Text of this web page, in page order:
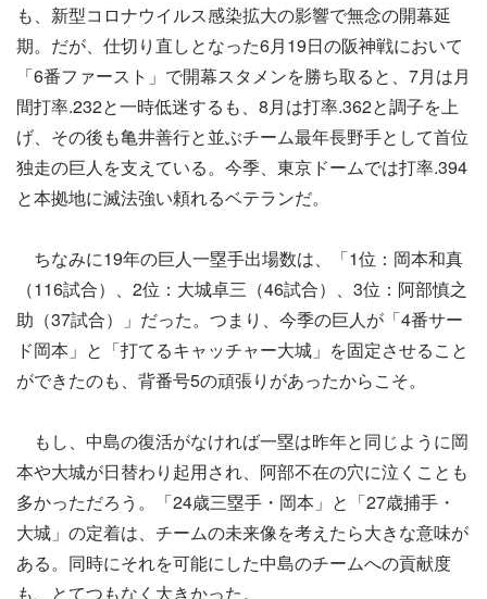
も、新型コロナウイルス感染拡大の影響で無念の開幕延
期。だが、仕切り直しとなった6月19日の阪神戦において
「6番ファースト」で開幕スタメンを勝ち取ると、7月は月
間打率.232と一時低迷するも、8月は打率.362と調子を上
げ、その後も亀井善行と並ぶチーム最年長野手として首位
独走の巨人を支えている。今季、東京ドームでは打率.394
と本拠地に滅法強い頼れるベテランだ。
ちなみに19年の巨人一塁手出場数は、「1位：岡本和真
（116試合）、2位：大城卓三（46試合）、3位：阿部慎之
助（37試合）」だった。つまり、今季の巨人が「4番サー
ド岡本」と「打てるキャッチャー大城」を固定させること
ができたのも、背番号5の頑張りがあったからこそ。
もし、中島の復活がなければ一塁は昨年と同じように岡
本や大城が日替わり起用され、阿部不在の穴に泣くことも
多かっただろう。「24歳三塁手・岡本」と「27歳捕手・
大城」の定着は、チームの未来像を考えたら大きな意味が
ある。同時にそれを可能にした中島のチームへの貢献度
も、とてつもなく大きかった。